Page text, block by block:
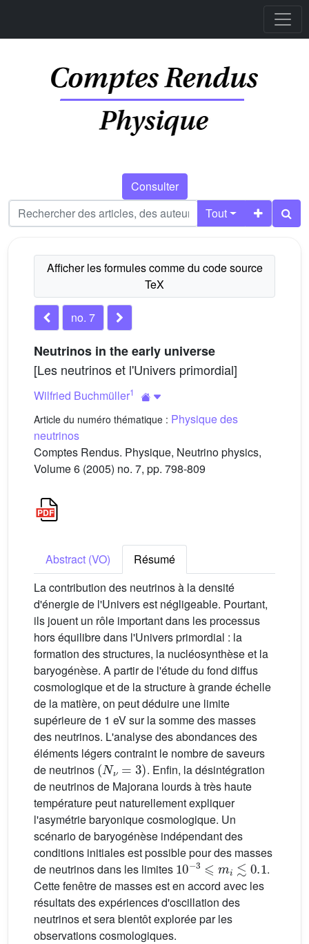
Consulter
Tout
no. 7
Neutrinos in the early universe
[Les neutrinos et l'Univers primordial]
Wilfried Buchmüller1
Article du numéro thématique : Physique des
neutrinos
Comptes Rendus. Physique, Neutrino physics,
Volume 6 (2005) no. 7, pp. 798-809
Abstract (VO)
Résumé
La contribution des neutrinos à la densité
d'énergie de l'Univers est négligeable. Pourtant,
ils jouent un rôle important dans les processus
hors équilibre dans l'Univers primordial : la
formation des structures, la nucléosynthèse et la
baryogénèse. A partir de l'étude du fond diffus
cosmologique et de la structure à grande échelle
de la matière, on peut déduire une limite
supérieure de 1 eV sur la somme des masses
des neutrinos. L'analyse des abondances des
éléments légers contraint le nombre de saveurs
de neutrinos
(Nν=3)
. Enfin, la désintégration
de neutrinos de Majorana lourds à très haute
température peut naturellement expliquer
l'asymétrie baryonique cosmologique. Un
scénario de baryogénèse indépendant des
conditions initiales est possible pour des masses
de neutrinos dans les limites
10−3⩽ mi≲0.1
.
Cette fenêtre de masses est en accord avec les
résultats des expériences d'oscillation des
neutrinos et sera bientôt explorée par les
observations cosmologiques.